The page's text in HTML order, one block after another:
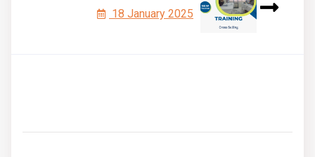
18 January 2025